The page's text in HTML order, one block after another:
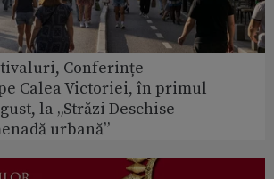
Conferințe
Calea Victoriei, în primul
la „Străzi Deschise –
urbană”